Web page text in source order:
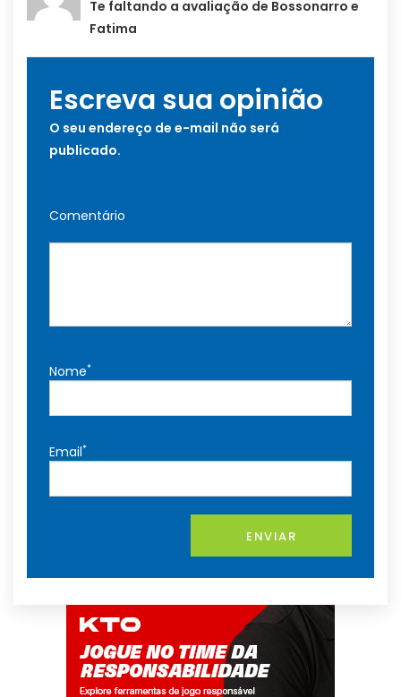
Te faltando a avaliação de Bossonarro e
Fatima
Escreva sua opinião
O seu endereço de e-mail não será
publicado.
Comentário
Nome*
Email*
ENVIAR